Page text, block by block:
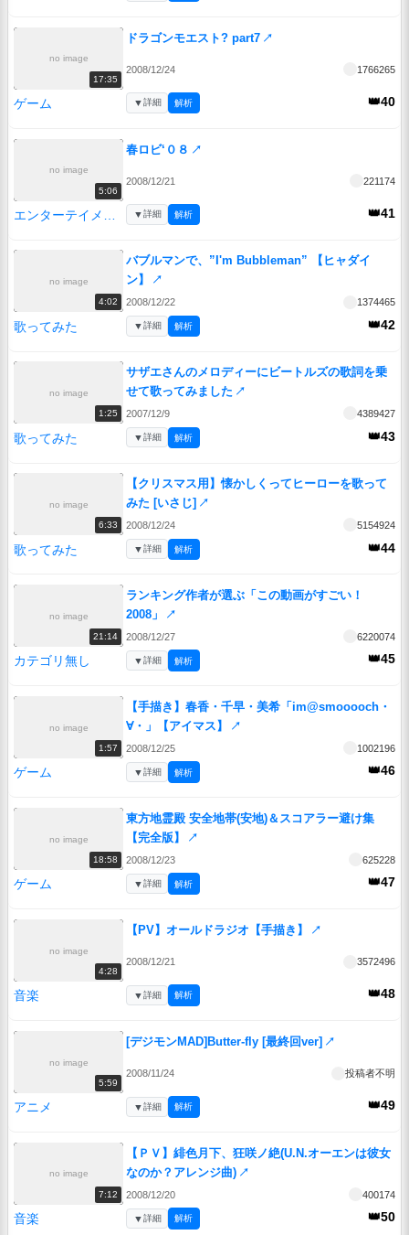
no image
17:35
ドラゴンモエスト? part7 ↗
2008/12/24 1766265
ゲーム 👑40
▼詳細 解析
no image
5:06
春ロビ‘０８ ↗
2008/12/21 221174
👑41
▼詳細 解析
no image
4:02
バブルマンで、”I'm Bubbleman” 【ヒャダイ
ン】
↗
2008/12/22 1374465
歌ってみた 👑42
▼詳細 解析
no image
1:25
サザエさんのメロディーにビートルズの歌詞を乗
せて歌ってみました ↗
2007/12/9 4389427
歌ってみた 👑43
▼詳細 解析
no image
6:33
【クリスマス用】懐かしくってヒーローを歌って
みた [いさじ] ↗
2008/12/24 5154924
歌ってみた 👑44
▼詳細 解析
no image
21:14
ランキング作者が選ぶ「この動画がすごい！
2008」
↗
2008/12/27 6220074
カテゴリ無し 👑45
▼詳細 解析
no image
1:57
【手描き】春香・千早・美希「im@smooooch・
∀・」【アイマス】
↗
2008/12/25 1002196
ゲーム 👑46
▼詳細 解析
no image
18:58
東方地霊殿 安全地帯(安地)＆スコアラー避け集
【完全版】
↗
2008/12/23 625228
ゲーム 👑47
▼詳細 解析
no image
4:28
【PV】オールドラジオ【手描き】 ↗
2008/12/21 3572496
音楽 👑48
▼詳細 解析
no image
5:59
[デジモンMAD]Butter-fly [最終回ver] ↗
2008/11/24 投稿者不明
アニメ 👑49
▼詳細 解析
no image
7:12
【ＰＶ】緋色月下、狂咲ノ絶(U.N.オーエンは彼女
なのか？アレンジ曲) ↗
2008/12/20 400174
音楽 👑50
▼詳細 解析